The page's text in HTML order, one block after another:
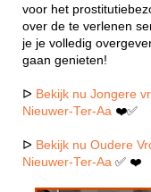
voor het
over de te verlenen
je je volledig
gaan genieten!
ᐅ Bekijk nu Jongere
Nieuwer-Ter-Aa ❤️✅
ᐅ Bekijk nu Oudere
Nieuwer-Ter-Aa ✅ ❤️